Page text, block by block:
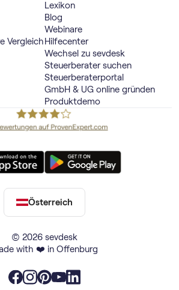
Vergleich
Lexikon
Blog
Webinare
Hilfecenter
Wechsel zu sevdesk
Steuerberater suchen
Steuerberaterportal
GmbH & UG online gründen
Produktdemo
© 2026 sevdesk
with ❤️ in Offenburg
Österreich